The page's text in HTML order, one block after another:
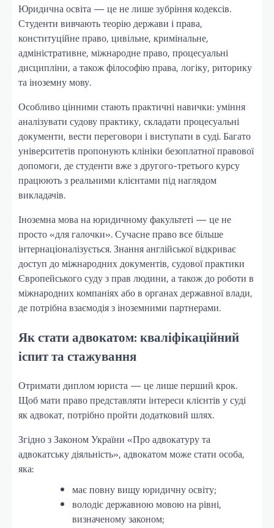
Юридична освіта — це не лише зубріння кодексів.
Студенти вивчають теорію держави і права,
конституційне право, цивільне, кримінальне,
адміністративне, міжнародне право, процесуальні
дисципліни, а також філософію права, логіку, риторику
та іноземну мову.
Особливо цінними стають практичні навички: уміння
аналізувати судову практику, складати процесуальні
документи, вести переговори і виступати в суді. Багато
університетів пропонують клініки безоплатної правової
допомоги, де студенти вже з другого-третього курсу
працюють з реальними клієнтами під наглядом
викладачів.
Іноземна мова на юридичному факультеті — це не
просто «для галочки». Сучасне право все більше
інтернаціоналізується. Знання англійської відкриває
доступ до міжнародних документів, судової практики
Європейського суду з прав людини, а також до роботи в
міжнародних компаніях або в органах державної влади,
де потрібна взаємодія з іноземними партнерами.
Як стати адвокатом: кваліфікаційний
іспит та стажування
Отримати диплом юриста — це лише перший крок.
Щоб мати право представляти інтереси клієнтів у суді
як адвокат, потрібно пройти додатковий шлях.
Згідно з Законом України «Про адвокатуру та
адвокатську діяльність», адвокатом може стати особа,
яка:
має повну вищу юридичну освіту;
володіє державною мовою на рівні,
визначеному законом;